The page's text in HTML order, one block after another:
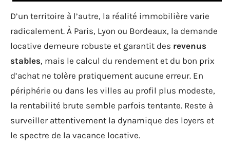
D’un territoire à l’autre, la réalité immobilière varie
radicalement. À Paris, Lyon ou Bordeaux, la demande
locative demeure robuste et garantit des revenus
stables, mais le calcul du rendement et du bon prix
d’achat ne tolère pratiquement aucune erreur. En
périphérie ou dans les villes au profil plus modeste,
la rentabilité brute semble parfois tentante. Reste à
surveiller attentivement la dynamique des loyers et
le spectre de la vacance locative.